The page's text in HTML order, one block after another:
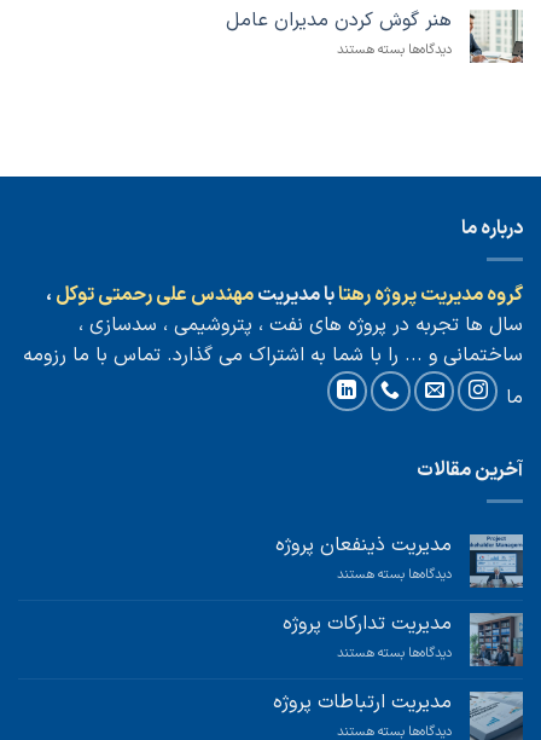
کیفیت
پروژه
هنر گوش کردن مدیران عامل
دیدگاه‌ها برای
بسته هستند
درباره ما
گروه مدیریت پروژه رهتابا مدیریتمهندس علی رحمتی توکل ،
سال ها تجربه در پروژه های نفت ، پتروشیمی ، سدسازی ،
ساختمانی و ... را با شما به اشتراک می گذارد. تماس با ما رزومه
ما
آخرین مقالات
مدیریت ذینفعان پروژه
دیدگاه‌ها برای
ذینفعان
پروژه
بسته هستند
مدیریت تدارکات پروژه
دیدگاه‌ها برای
تدارکات
پروژه
بسته هستند
مدیریت ارتباطات پروژه
دیدگاه‌ها برای
بسته هستند